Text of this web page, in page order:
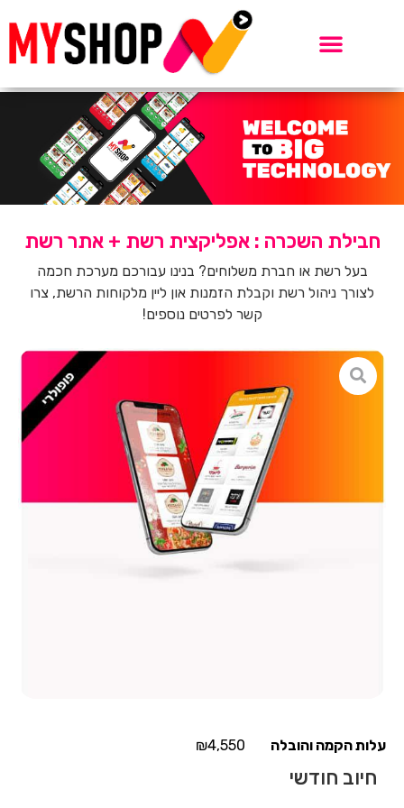
חבילת השכרה : אפליקצית רשת + אתר רשת
בעל רשת או חברת משלוחים? בנינו עבורכם מערכת חכמה
לצורך ניהול רשת וקבלת הזמנות און ליין מלקוחות הרשת, צרו
קשר לפרטים נוספים!
₪4,550
חיוב חודשי